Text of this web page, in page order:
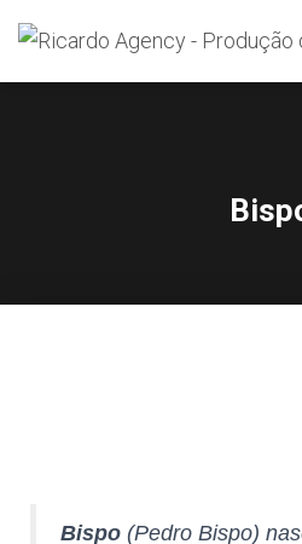
for:
Bispo (Pedro Bispo)